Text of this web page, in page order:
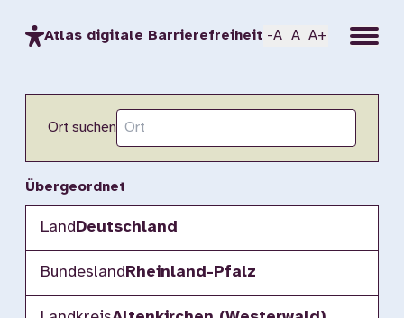
Atlas digitale Barrierefreiheit -A A A+ Menu
Ort suchen
Übergeordnet
LandDeutschland
BundeslandRheinland-Pfalz